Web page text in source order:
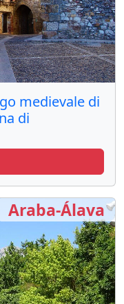
medievale di
di
Araba-Álava